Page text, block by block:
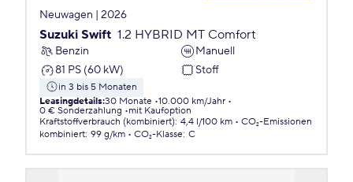
Neuwagen | 2026
Suzuki Swift 1.2 HYBRID MT Comfort
Benzin
Manuell
81 PS (60 kW)
Stoff
in 3 bis 5 Monaten
Leasingdetails:30 Monate 10.000 km/Jahr
0 € Sonderzahlung
mit Kaufoption
Kraftstoffverbrauch (kombiniert): 4,4 l/100 km
CO₂-Emissionen
kombiniert: 99 g/km CO₂-Klasse: C